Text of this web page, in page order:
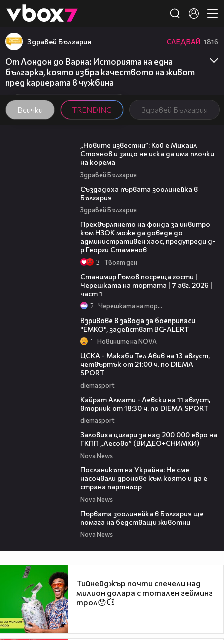
👾
Всички TRENDING Здравей България
Здравей България СЛЕДВАЙ 1816
От Лондон до Варна: Историята на една
българка, която избра качеството на живот
пред кариерата в чужбина
09:16
„Новите известни”: Кой е Михаил
Стоянов и защо не иска да има плочки
на корема
Здравей България
Създадоха първата зоолинейка в
България
Здравей България
Прехвърлянето на фонда за инвитро
към НЗОК може да доведе до
административен хаос, предупреди д-
р Георги Стаменов
3 Твоят ден
Станимир Гъмов посреща гости |
Черешката на тортата | 7 авг. 2026 |
част 1
2 Черешката на тортата
Взривове в завода за боеприпаси
"ЕМКО", задействат BG-ALERT
1 Новините на NOVA
ЦСКА - Макаби Тел Авив на 13 август,
четвъртък от 21:00 ч. по DIEMA
SPORT
diemasport
Кайрат Алмати - Левски на 11 август,
вторник от 18:30 ч. по DIEMA SPORT
diemasport
Заловиха цигари за над 200 000 евро на
ГКПП „Лесово” (ВИДЕО+СНИМКИ)
Nova News
Посланикът на Украйна: Не сме
насочвали дронове към която и да е
страна партньор
Nova News
Първата зоолинейка в България ще
помага на бедстващи животни
Nova News
Тийнейджър почти спечели над
милион долара с тотален гейминг
трол😯💥